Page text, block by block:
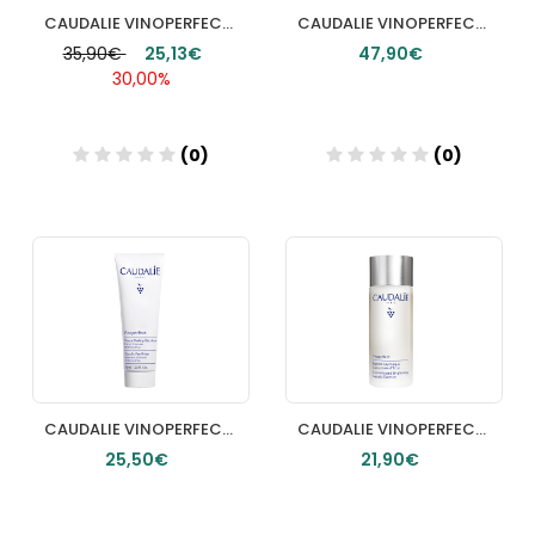
CAUDALIE VINOPERFECT CREMA RESPLANDOR ANTIMANCHAS 50 ML
35,90€
25,13€
30,00%
(0)
CAUDALIE VINOPERFECT SÉRUM RESPLANDOR ANTIMANCHAS 30 ML
47,90€
(0)
CAUDALIE VINOPERFECT MASCARILLA PEELING GLICÓLICO 75 ML
25,50€
CAUDALIE VINOPERFECT ESENCIA GLICÓLICA LUMINOSIDAD 100 ML
21,90€